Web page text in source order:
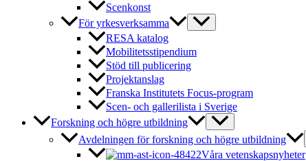
Scenkonst
För yrkesverksamma
RESA katalog
Mobilitetsstipendium
Stöd till publicering
Projektanslag
Franska Institutets Focus-program
Scen- och gallerilista i Sverige
Forskning och högre utbildning
Avdelningen för forskning och högre utbildning
Våra vetenskapsnyheter